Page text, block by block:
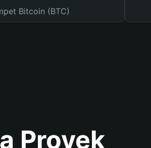
Bitcoin (BTC)
Proyek